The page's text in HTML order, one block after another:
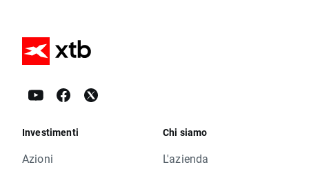
Investimenti
Azioni
Chi siamo
L'azienda